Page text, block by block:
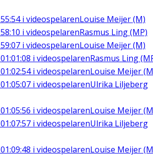
55:54i videospelarenLouise Meijer (M)
58:10 i videospelarenRasmus Ling (MP)
59:07 i videospelarenLouise Meijer (M)
01:01:08 i videospelarenRasmus Ling
01:02:54i videospelarenLouise Meijer
01:05:07 i videospelarenUlrika Liljeberg
01:05:56 i videospelarenLouise Meijer
01:07:57 i videospelarenUlrika Liljeberg
01:09:48 i videospelarenLouise Meijer